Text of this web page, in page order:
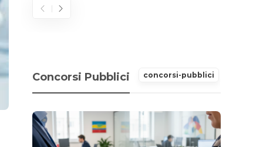
Concorsi Pubblici concorsi-pubblici